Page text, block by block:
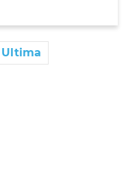
Ultima